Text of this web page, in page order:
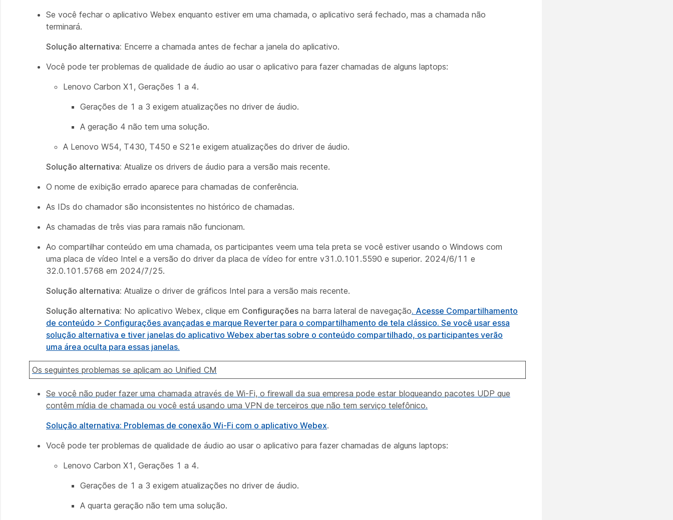
Se você fechar o aplicativo Webex enquanto estiver em uma chamada, o aplicativo será fechado, mas a chamada não
terminará.
Solução alternativa: Encerre a chamada antes de fechar a janela do aplicativo.
Você pode ter problemas de qualidade de áudio ao usar o aplicativo para fazer chamadas de alguns laptops:
Lenovo Carbon X1, Gerações 1 a 4.
Gerações de 1 a 3 exigem atualizações no driver de áudio.
A geração 4 não tem uma solução.
A Lenovo W54, T430, T450 e S21e exigem atualizações do driver de áudio.
Solução alternativa: Atualize os drivers de áudio para a versão mais recente.
O nome de exibição errado aparece para chamadas de conferência.
As IDs do chamador são inconsistentes no histórico de chamadas.
As chamadas de três vias para ramais não funcionam.
Ao compartilhar conteúdo em uma chamada, os participantes veem uma tela preta se você estiver usando o Windows com
uma placa de vídeo Intel e a versão do driver da placa de vídeo for entre v31.0.101.5590 e superior. 2024/6/11 e
32.0.101.5768 em 2024/7/25.
Solução alternativa: Atualize o driver de gráficos Intel para a versão mais recente.
Solução alternativa: No aplicativo Webex, clique em Configurações na barra lateral de navegação. Acesse Compartilhamento
de conteúdo > Configurações avançadas e marque Reverter para o compartilhamento de tela clássico. Se você usar essa
solução alternativa e tiver janelas do aplicativo Webex abertas sobre o conteúdo compartilhado, os participantes verão
uma área oculta para essas janelas.
Os seguintes problemas se aplicam ao Unified CM
Se você não puder fazer uma chamada através de Wi-Fi, o firewall da sua empresa pode estar bloqueando pacotes UDP que
contêm mídia de chamada ou você está usando uma VPN de terceiros que não tem serviço telefônico.
Solução alternativa: Problemas de conexão Wi-Fi com o aplicativo Webex.
Você pode ter problemas de qualidade de áudio ao usar o aplicativo para fazer chamadas de alguns laptops:
Lenovo Carbon X1, Gerações 1 a 4.
Gerações de 1 a 3 exigem atualizações no driver de áudio.
A quarta geração não tem uma solução.